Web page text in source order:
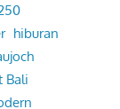
hiburan
Bali